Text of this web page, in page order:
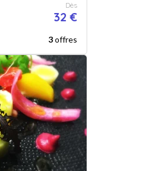
Dès
32 €
3offres